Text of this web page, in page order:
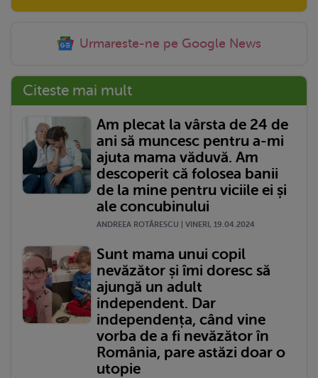
Urmareste-ne pe Google News
Citeste mai mult
Am plecat la vârsta de 24 de
ani să muncesc pentru a-mi
ajuta mama văduvă. Am
descoperit că folosea banii
de la mine pentru viciile ei și
ale concubinului
ANDREEA ROTĂRESCU | VINERI, 19.04.2024
Sunt mama unui copil
nevăzător și îmi doresc să
ajungă un adult
independent. Dar
independența, când vine
vorba de a fi nevăzător în
România, pare astăzi doar o
utopie